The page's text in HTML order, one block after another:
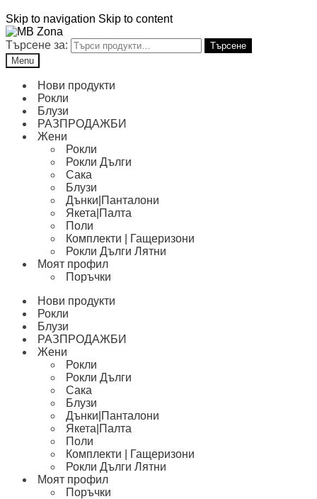
Skip to navigation Skip to content
Търсене за:
Търсене
Menu
Нови продукти
Рокли
Блузи
РАЗПРОДАЖБИ
Жени
Рокли
Рокли Дълги
Сака
Блузи
Дънки|Панталони
Якета|Палта
Поли
Комплекти | Гащеризони
Рокли Дълги Лятни
Моят профил
Поръчки
Нови продукти
Рокли
Блузи
РАЗПРОДАЖБИ
Жени
Рокли
Рокли Дълги
Сака
Блузи
Дънки|Панталони
Якета|Палта
Поли
Комплекти | Гащеризони
Рокли Дълги Лятни
Моят профил
Поръчки